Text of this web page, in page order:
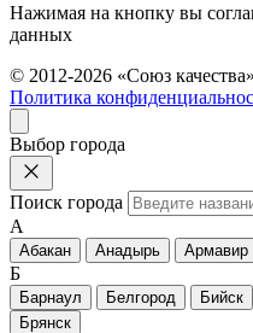
Нажимая на кнопку вы
данных
© 2012-2026 «Союз качества»
Политика
Выбор города
Поиск города
А
Абакан Анадырь Армавир
Б
Барнаул Белгород Бийск
Брянск